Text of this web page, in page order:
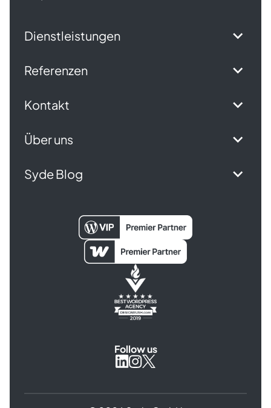
Dienstleistungen
Referenzen
Kontakt
Über uns
Syde Blog
Follow us